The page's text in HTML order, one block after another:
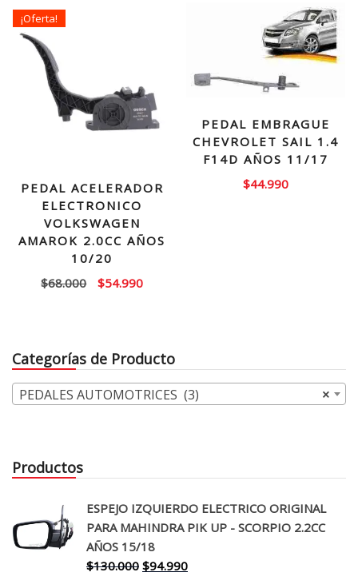
¡Oferta!
PEDAL ACELERADOR
ELECTRONICO
VOLKSWAGEN
AMAROK 2.0CC AÑOS
10/20
$68.000
El
$68.000.
$54.990El
$54.990.
PEDAL EMBRAGUE
CHEVROLET SAIL 1.4
F14D AÑOS 11/17
$44.990
Categorías de Producto
×
PEDALES AUTOMOTRICES (3)
Productos
ESPEJO IZQUIERDO ELECTRICO ORIGINAL
PARA MAHINDRA PIK UP - SCORPIO 2.2CC
AÑOS 15/18
$130.000 El
$94.990El